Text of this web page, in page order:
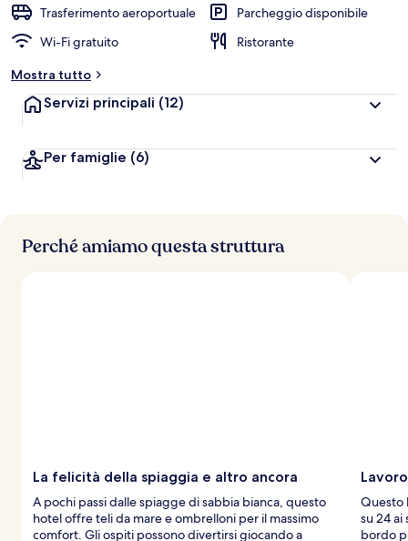
Trasferimento aeroportuale
Parcheggio disponibile
Wi-Fi gratuito
Ristorante
Mostra tutto
Servizi principali (12)
Per famiglie (6)
Perché amiamo questa struttura
La felicità della spiaggia e altro ancora
A pochi passi dalle spiagge di sabbia bianca, questo
hotel offre teli da mare e ombrelloni per il massimo
comfort. Gli ospiti possono divertirsi giocando a
Questo
su 24 ai
bordo